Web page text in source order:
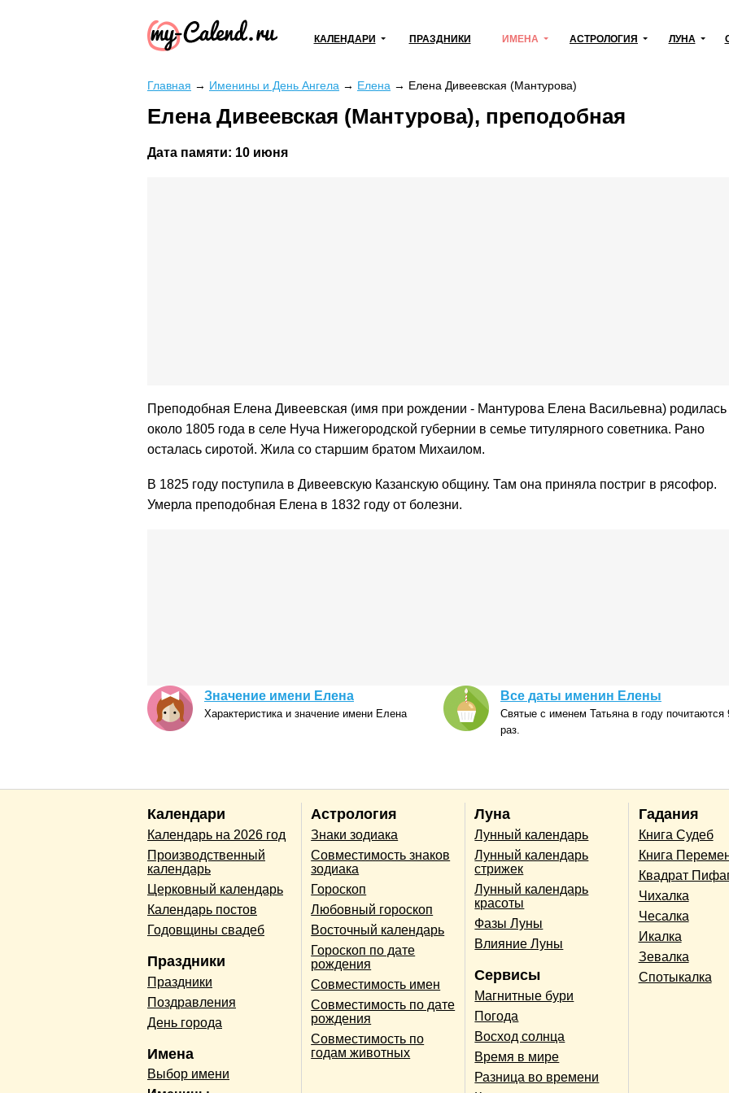
КАЛЕНДАРИ ПРАЗДНИКИ ИМЕНА АСТРОЛОГИЯ ЛУНА
Главная → Именины и День Ангела → Елена → Елена Дивеевская (Мантурова)
Елена Дивеевская (Мантурова), преподобная
Дата памяти: 10 июня
Преподобная Елена Дивеевская (имя при рождении - Мантурова Елена Васильевна) родилась
около 1805 года в селе Нуча Нижегородской губернии в семье титулярного советника. Рано
осталась сиротой. Жила со старшим братом Михаилом.
В 1825 году поступила в Дивеевскую Казанскую общину. Там она приняла постриг в рясофор.
Умерла преподобная Елена в 1832 году от болезни.
Значение имени Елена
Характеристика и значение имени Елена
Все даты именин Елены
Святые с именем Татьяна в году почитаются
раз.
Календари
Календарь на 2026 год
Производственный
календарь
Церковный календарь
Календарь постов
Годовщины свадеб
Праздники
Праздники
Поздравления
День города
Имена
Выбор имени
Астрология
Знаки зодиака
Совместимость знаков
зодиака
Гороскоп
Любовный гороскоп
Восточный календарь
Гороскоп по дате
рождения
Совместимость имен
Совместимость по дате
рождения
Совместимость по
годам животных
Луна
Лунный календарь
Лунный календарь
стрижек
Лунный календарь
красоты
Фазы Луны
Влияние Луны
Сервисы
Магнитные бури
Погода
Восход солнца
Время в мире
Разница во времени
Гадания
Книга Судеб
Книга
Квадрат
Чихалка
Чесалка
Икалка
Зевалка
Спотыкалка